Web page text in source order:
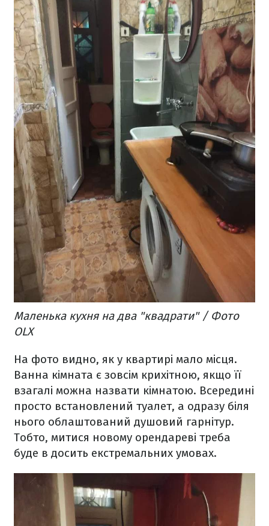
Маленька кухня на два "квадрати" / Фото
OLX
На фото видно, як у квартирі мало місця.
Ванна кімната є зовсім крихітною, якщо її
взагалі можна назвати кімнатою. Всередині
просто встановлений туалет, а одразу біля
нього облаштований душовий гарнітур.
Тобто, митися новому орендареві треба
буде в досить екстремальних умовах.